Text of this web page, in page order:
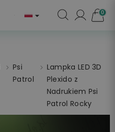
 0
Psi
Patrol
Lampka LED 3D
Plexido z
Nadrukiem Psi
Patrol Rocky